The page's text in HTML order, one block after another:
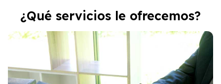
¿Qué servicios le ofrecemos?